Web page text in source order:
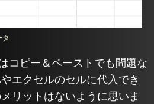
タ
コピー＆ペーストでも問題な
エクセルのセルに代入でき
リットはないように思いま